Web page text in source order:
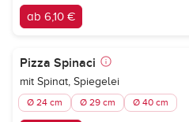
ab 6,10 €
Pizza Spinaci
mit Spinat, Spiegelei
Ø 24 cm Ø 29 cm Ø 40 cm